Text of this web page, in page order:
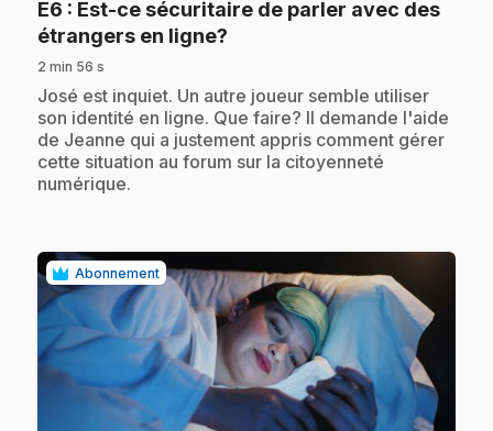
E6 : Est-ce sécuritaire de parler avec des
étrangers en ligne?
2 min 56 s
.José est inquiet. Un autre joueur semble utiliser
son identité en ligne. Que faire? Il demande l'aide
de Jeanne qui a justement appris comment gérer
cette situation au forum sur la citoyenneté
numérique.
Abonnement